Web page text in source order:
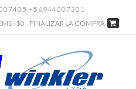
+56944007301
- $0 FINALIZAR LA COMPRA